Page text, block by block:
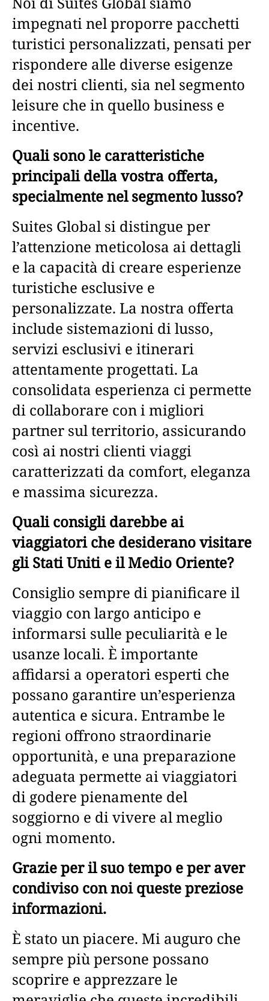
impegnati nel proporre pacchetti
turistici personalizzati, pensati per
rispondere alle diverse esigenze
dei nostri clienti, sia nel segmento
leisure che in quello business e
incentive.
Quali sono le caratteristiche
principali della vostra offerta,
specialmente nel segmento lusso?
Suites Global si distingue per
l’attenzione meticolosa ai dettagli
e la capacità di creare esperienze
turistiche esclusive e
personalizzate. La nostra offerta
include sistemazioni di lusso,
servizi esclusivi e itinerari
attentamente progettati. La
consolidata esperienza ci permette
di collaborare con i migliori
partner sul territorio, assicurando
così ai nostri clienti viaggi
caratterizzati da comfort, eleganza
e massima sicurezza.
Quali consigli darebbe ai
viaggiatori che desiderano visitare
gli Stati Uniti e il Medio Oriente?
Consiglio sempre di pianificare il
viaggio con largo anticipo e
informarsi sulle peculiarità e le
usanze locali. È importante
affidarsi a operatori esperti che
possano garantire un’esperienza
autentica e sicura. Entrambe le
regioni offrono straordinarie
opportunità, e una preparazione
adeguata permette ai viaggiatori
di godere pienamente del
soggiorno e di vivere al meglio
ogni momento.
Grazie per il suo tempo e per aver
condiviso con noi queste preziose
informazioni.
È stato un piacere. Mi auguro che
sempre più persone possano
scoprire e apprezzare le